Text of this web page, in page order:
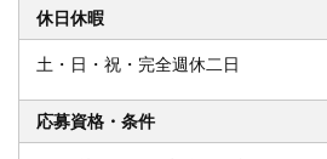
休日休暇
土・日・祝・完全週休二日
応募資格・条件